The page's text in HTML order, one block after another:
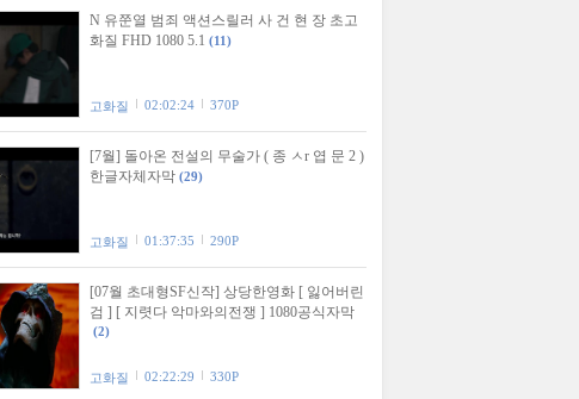
N 유쭌열 범죄 액션스릴러 사 건 현 장 초고
화질 FHD 1080 5.1 (11)
고화질 02:02:24 370P
[7월] 돌아온 전설의 무술가 ( 종 ㅅr 엽 문 2 )
한글자체자막 (29)
고화질 01:37:35 290P
[07월 초대형SF신작] 상당한영화 [ 잃어버린
검 ] [ 지렷다 악마와의전쟁 ] 1080공식자막
(2)
고화질 02:22:29 330P